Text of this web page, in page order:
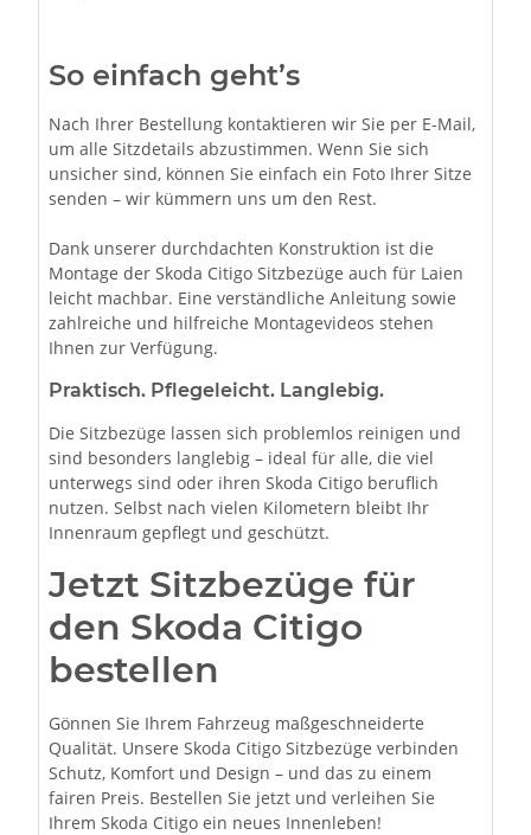
So einfach geht’s
Nach Ihrer Bestellung kontaktieren wir Sie per E-Mail,
um alle Sitzdetails abzustimmen. Wenn Sie sich
unsicher sind, können Sie einfach ein Foto Ihrer Sitze
senden – wir kümmern uns um den Rest.
Dank unserer durchdachten Konstruktion ist die
Montage der Skoda Citigo Sitzbezüge auch für Laien
leicht machbar. Eine verständliche Anleitung sowie
zahlreiche und hilfreiche Montagevideos stehen
Ihnen zur Verfügung.
Praktisch. Pflegeleicht. Langlebig.
Die Sitzbezüge lassen sich problemlos reinigen und
sind besonders langlebig – ideal für alle, die viel
unterwegs sind oder ihren Skoda Citigo beruflich
nutzen. Selbst nach vielen Kilometern bleibt Ihr
Innenraum gepflegt und geschützt.
Jetzt Sitzbezüge für
den Skoda Citigo
bestellen
Gönnen Sie Ihrem Fahrzeug maßgeschneiderte
Qualität. Unsere Skoda Citigo Sitzbezüge verbinden
Schutz, Komfort und Design – und das zu einem
fairen Preis. Bestellen Sie jetzt und verleihen Sie
Ihrem Skoda Citigo ein neues Innenleben!